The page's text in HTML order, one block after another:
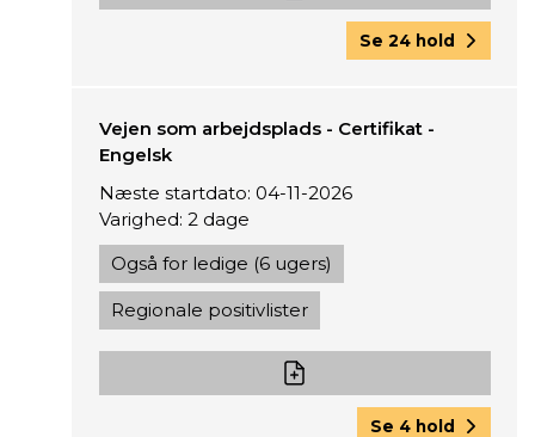
Se 24 hold
Vejen som arbejdsplads - Certifikat -
Engelsk
Også for ledige (6 ugers)
Regionale positivlister
Se 4 hold
Næste startdato: 04-11-2026
Varighed: 2 dage